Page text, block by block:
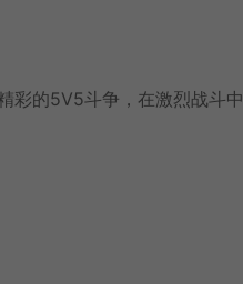
的5V5斗争，在激烈战斗中